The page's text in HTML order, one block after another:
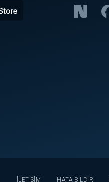
İLETİŞİM HATA BİLDİR